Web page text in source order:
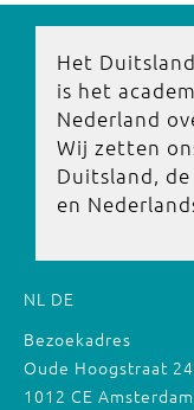
Het
is het
Nederland
Wij zetten
Duitsland,
en
NL DE
Bezoekadres
Oude Hoogstraat 24
1012 CE Amsterdam